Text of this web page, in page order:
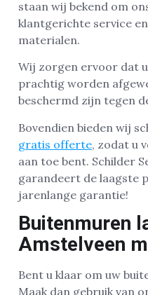
staan wij bekend om
klantgerichte service
materialen.
Wij zorgen ervoor dat
prachtig worden
beschermd zijn tegen
Bovendien bieden wij
gratis offerte, zodat u
aan toe bent. Schilder
garandeert de laagste
jarenlange garantie!
Buitenmuren
Amstelveen
Bent u klaar om uw
Maak dan gebruik van